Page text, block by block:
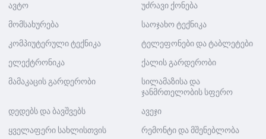
ავტო
უძრავი ქონება
მომსახურება
საოჯახო ტექნიკა
კომპიუტერული ტექნიკა
ტელეფონები და ტაბლეტები
ელექტრონიკა
ქალის გარდერობი
მამაკაცის გარდერობი
სილამაზისა და
ჯანმრთელობის სფერო
დედებს და ბავშვებს
ავეჯი
ყველაფერი სახლისთვის
რემონტი და მშენებლობა